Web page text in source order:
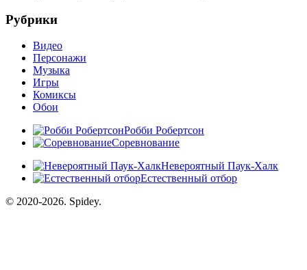
Рубрики
Видео
Персонажи
Музыка
Игры
Комиксы
Обои
Робби Робертсон
Соревнование
Невероятный Паук-Халк
Естественный отбор
© 2020-2026. Spidey.